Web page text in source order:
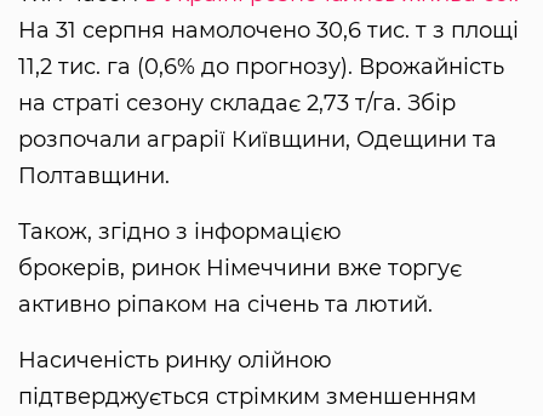
На 31 серпня намолочено 30,6 тис. т з площі
11,2 тис. га (0,6% до прогнозу). Врожайність
на страті сезону складає 2,73 т/га. Збір
розпочали аграрії Київщини, Одещини та
Полтавщини.
Також, згідно з інформацією
брокерів, ринок Німеччини вже торгує
активно ріпаком на січень та лютий.
Насиченість ринку олійною
підтверджується стрімким зменшенням